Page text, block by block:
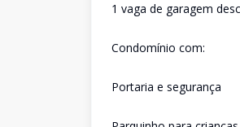
1 vaga de garagem
Condomínio com:
Portaria e segurança